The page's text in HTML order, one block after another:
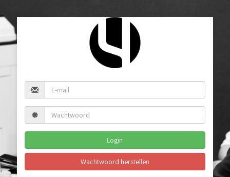
Login
Wachtwoord herstellen